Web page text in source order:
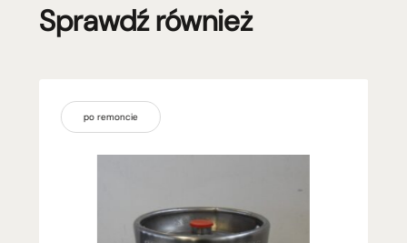
Sprawdź również
po remoncie